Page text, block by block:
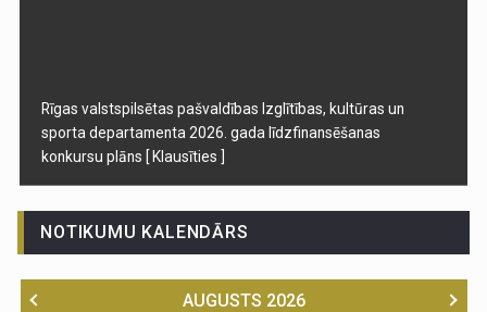
Rīgas valstspilsētas pašvaldības Izglītības, kultūras un
sporta departamenta 2026. gada līdzfinansēšanas
konkursu plāns [ Klausīties ]
NOTIKUMU KALENDĀRS
AUGUSTS 2026